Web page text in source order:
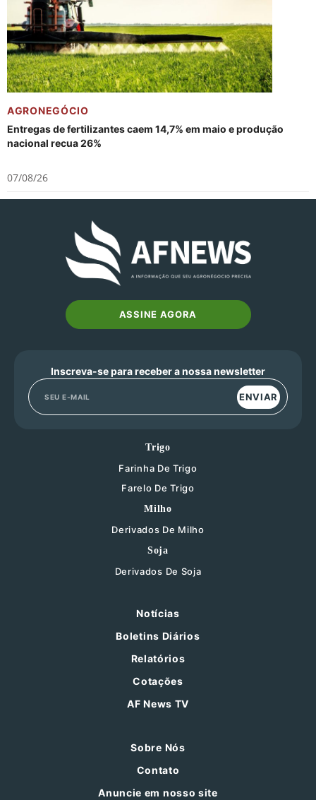
AGRONEGÓCIO
Entregas de fertilizantes caem 14,7% em maio e produção
nacional recua 26%
07/08/26
ASSINE AGORA
Inscreva-se para receber a nossa newsletter
ENVIAR
Trigo
Farinha De Trigo
Farelo De Trigo
Milho
Derivados De Milho
Soja
Derivados De Soja
Notícias
Boletins Diários
Relatórios
Cotações
AF News TV
Sobre Nós
Contato
Anuncie em nosso site